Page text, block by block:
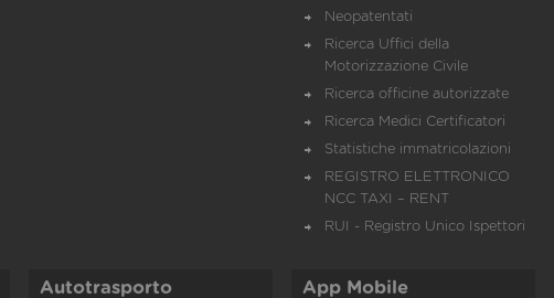
Neopatentati
Ricerca Uffici della
Motorizzazione Civile
Ricerca officine autorizzate
Ricerca Medici Certificatori
Statistiche immatricolazioni
REGISTRO ELETTRONICO
NCC TAXI – RENT
RUI - Registro Unico Ispettori
Autotrasporto App Mobile